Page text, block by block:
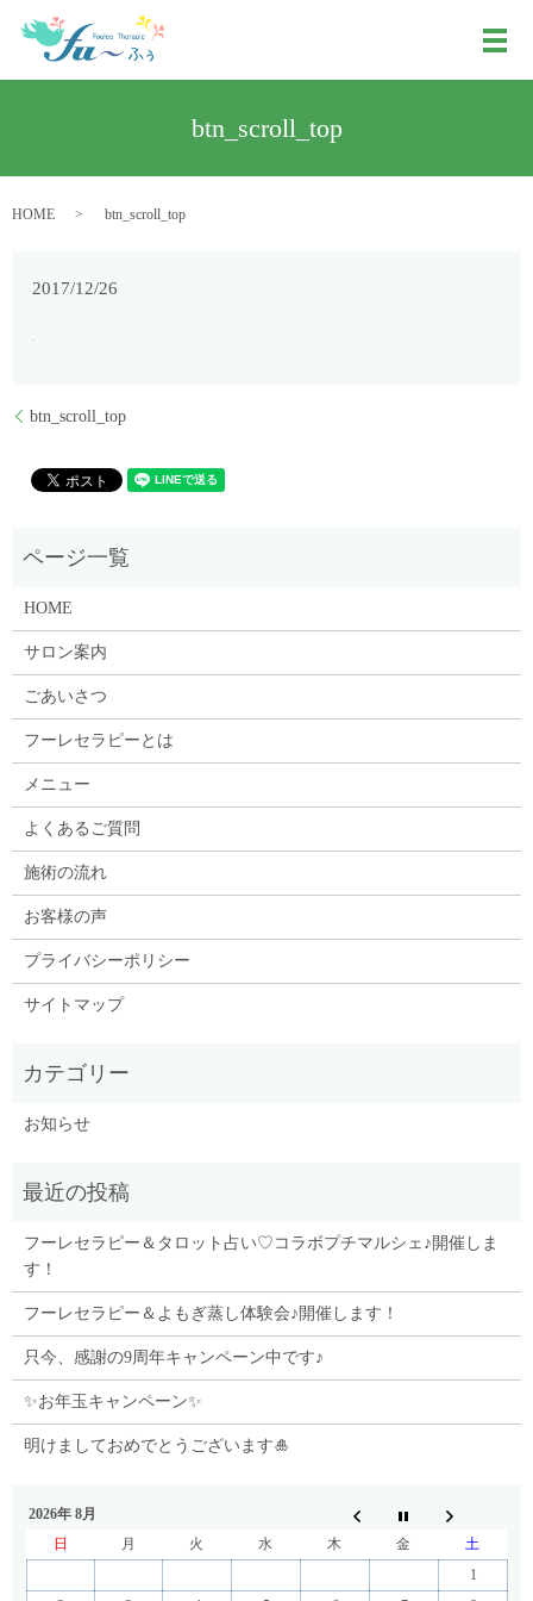
メ
btn_scroll_top
HOME btn_scroll_top
2017/12/26
btn_scroll_top
HOME
サロン案内
ごあいさつ
フーレセラピーとは
メニュー
よくあるご質問
施術の流れ
お客様の声
プライバシーポリシー
サイトマップ
お知らせ
フーレセラピー＆タロット占い♡コラボプチマルシェ♪開催しま
す！
フーレセラピー＆よもぎ蒸し体験会♪開催します！
只今、感謝の9周年キャンペーン中です♪
✨お年玉キャンペーン✨
明けましておめでとうございます🎍
2026年 8月
日
月 火 水 木 金
土
1